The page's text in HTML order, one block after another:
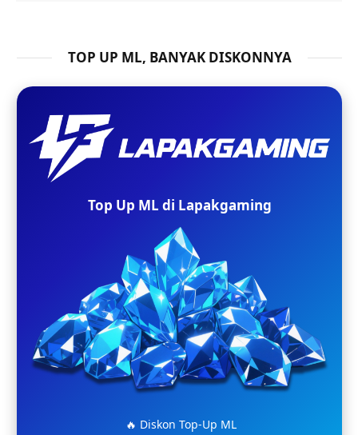
TOP UP ML, BANYAK DISKONNYA
Top Up ML di Lapakgaming
🔥 Diskon Top-Up ML